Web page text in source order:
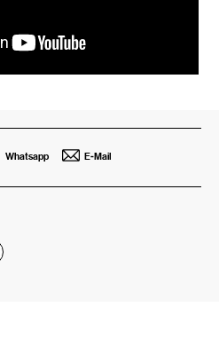
Whatsapp E-Mail